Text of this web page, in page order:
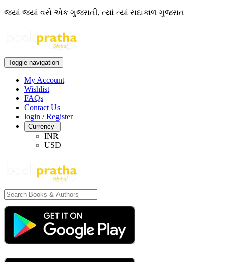
જ્યાં જ્યાં વસે એક ગુજરાતી, ત્યાં ત્યાં સદાકાળ ગુજરાત
Toggle navigation
My Account
Wishlist
FAQs
Contact Us
login /Register
Currency
INR
USD